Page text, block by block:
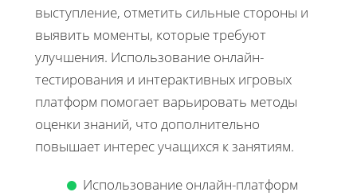
выступление, отметить сильные стороны и
выявить моменты, которые требуют
улучшения. Использование онлайн-
тестирования и интерактивных игровых
платформ помогает варьировать методы
оценки знаний, что дополнительно
повышает интерес учащихся к занятиям.
Использование онлайн-платформ